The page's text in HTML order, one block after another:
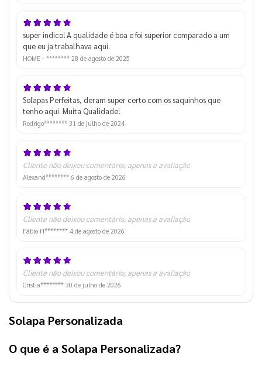
super indico! A qualidade é boa e foi superior comparado a um
que eu ja trabalhava aqui.
HOME - ******** 28 de agosto de 2025
Solapas Perfeitas, deram super certo com os saquinhos que
tenho aqui. Muita Qualidade!
Rodrigo******** 31 de julho de 2024
Cliente não deixou comentário, apenas a avaliação
Alexand******** 6 de agosto de 2026
Cliente não deixou comentário, apenas a avaliação
Fábio H******** 4 de agosto de 2026
Cliente não deixou comentário, apenas a avaliação
Cristia******** 30 de julho de 2026
Solapa Personalizada
O que é a Solapa Personalizada?